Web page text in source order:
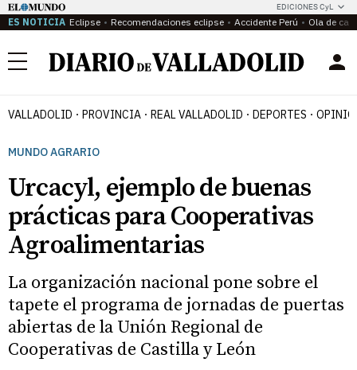
EDICIONES CyL
ES NOTICIA Eclipse Recomendaciones eclipse Accidente Perú Ola de
Menú
VALLADOLID PROVINCIA REAL VALLADOLID DEPORTES
MUNDO AGRARIO
Urcacyl, ejemplo de buenas
prácticas para Cooperativas
Agroalimentarias
La organización nacional pone sobre el
tapete el programa de jornadas de puertas
abiertas de la Unión Regional de
Cooperativas de Castilla y León